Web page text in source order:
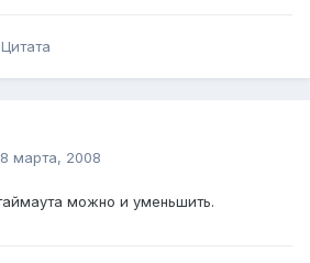
Цитата
8 марта, 2008
можно и уменьшить.